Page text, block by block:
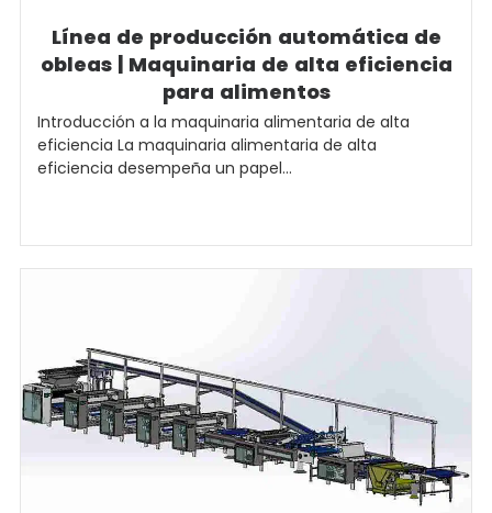
Línea de producción automática de
obleas | Maquinaria de alta eficiencia
para alimentos
Introducción a la maquinaria alimentaria de alta
eficiencia La maquinaria alimentaria de alta
eficiencia desempeña un papel...